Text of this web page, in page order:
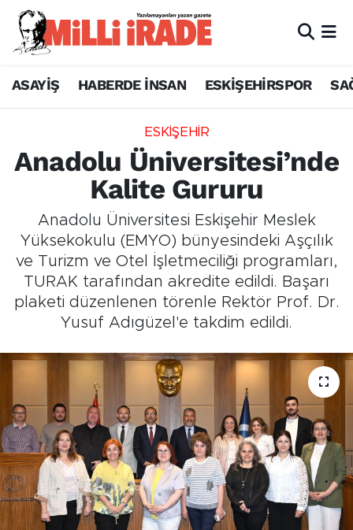
ASAYİŞ HABERDE İNSAN ESKİŞEHİRSPOR
ESKİŞEHİR
Anadolu Üniversitesi’nde
Kalite Gururu
Anadolu Üniversitesi Eskişehir Meslek
Yüksekokulu (EMYO) bünyesindeki Aşçılık
ve Turizm ve Otel İşletmeciliği programları,
TURAK tarafından akredite edildi. Başarı
plaketi düzenlenen törenle Rektör Prof. Dr.
Yusuf Adıgüzel'e takdim edildi.